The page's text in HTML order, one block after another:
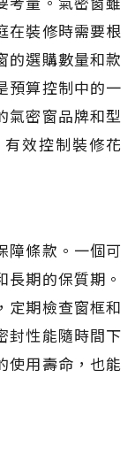
在裝修時需要根
的選購數量和款
預算控制中的一
氣密窗品牌和型
效控制裝修花
障條款。一個可
期的保質期。
定期檢查窗框和
封性能隨時間下
使用壽命，也能